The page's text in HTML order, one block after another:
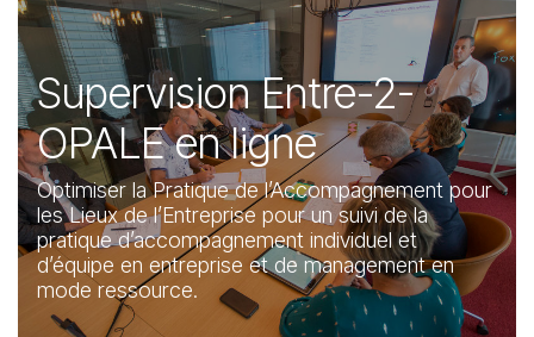
Supervision Entre-2-
OPALE en ligne
Optimiser la Pratique de l’Accompagnement pour
les Lieux de l’Entreprise pour un suivi de la
pratique d’accompagnement individuel et
d’équipe en entreprise et de management en
mode ressource.